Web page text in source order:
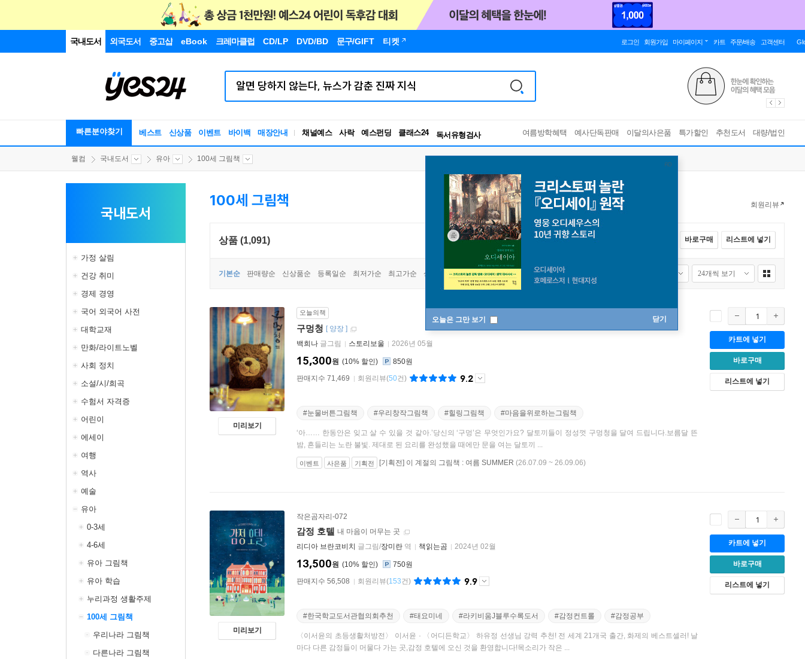
국내도서 외국도서 중고샵 eBook 크레마클럽 CD/LP DVD/BD 문구/GIFT 티켓 로그인 회원가입 마이페이지 카트 주문/배송 고객센터
빠른분야찾기 베스트 신상품 이벤트 바이백 매장안내 채널예스 사락 예스펀딩 클래스24
독서유형검사
여름방학혜택 예사단독판매 이달의사은품 특가할인 추천도서 대량/법인
오늘은 그만 보기 닫기
웰컴 국내도서 유아 100세 그림책
국내도서
가정 살림
건강 취미
경제 경영
국어 외국어 사전
대학교재
만화/라이트노벨
사회 정치
소설/시/희곡
수험서 자격증
어린이
에세이
여행
역사
예술
유아
0-3세
4-6세
유아 그림책
유아 학습
누리과정 생활주제
100세 그림책
우리나라 그림책
다른나라 그림책
100세 그림책 회원리뷰
상품 (1,091) 전체선택 바로구매 리스트에 넣기
기본순 판매량순 신상품순 등록일순 최저가순 최고가순 상품명순
미리보기
오늘의책
구멍청 [ 양장 ]
백희나 글그림 스토리보울 2026년 05월
10%
15,300원
850원
판매지수 71,469
회원리뷰(50건) 9.2
#눈물버튼그림책 #우리창작그림책 #힐링그림책 #마음을위로하는그림책
‘아…… 한동안은 잊고 살 수 있을 것 같아.’당신의 ‘구멍’은 무엇인가요? 달토끼들이 정성껏 구멍청을 달여 드립니다.보름달 뜬
밤, 흔들리는 노란 불빛. 제대로 된 요리를 완성했을 때에만 문을 여는 달토끼 ...
이벤트 사은품 기획전 [기획전] 이 계절의 그림책 : 여름 SUMMER (26.07.09 ~ 26.09.06)
카트에 넣기
바로구매
리스트에 넣기
미리보기
작은곰자리-072
감정 호텔 내 마음이 머무는 곳
리디아 브란코비치 글그림/장미란 역 책읽는곰 2024년 02월
10%
13,500원
750원
판매지수 56,508
회원리뷰(153건) 9.9
#한국학교도서관협의회추천 #태요미네 #라키비움J블루수록도서 #감정컨트롤 #감정공부
〈이서윤의 초등생활처방전〉 이서윤 · 〈어디든학교〉 하유정 선생님 강력 추천! 전 세계 21개국 출간, 화제의 베스트셀러! 날
마다 다른 감정들이 머물다 가는 곳,감정 호텔에 오신 것을 환영합니다!목소리가 작은 ...
카트에 넣기
바로구매
리스트에 넣기